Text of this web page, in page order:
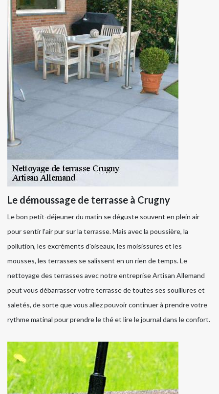
Le démoussage de terrasse à Crugny
Le bon petit-déjeuner du matin se déguste souvent en plein air
pour sentir l’air pur sur la terrasse. Mais avec la poussière, la
pollution, les excréments d'oiseaux, les moisissures et les
mousses, les terrasses se salissent en un rien de temps. Le
nettoyage des terrasses avec notre entreprise Artisan Allemand
peut vous débarrasser votre terrasse de toutes ses souillures et
saletés, de sorte que vous allez pouvoir continuer à prendre votre
rythme matinal pour prendre le thé et lire le journal dans le confort.